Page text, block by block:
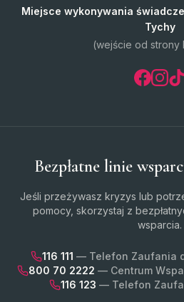
Miejsce wykonywania
Tychy
(wejście od strony
Bezpłatne linie
Jeśli przeżywasz kryzys lub
pomocy, skorzystaj z
wsparcia.
116 111 — Telefon Zaufania
800 70 2222 — Centrum
116 123 — Telefon